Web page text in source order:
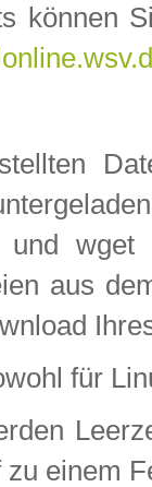
können
wget
aus
für
zu einem